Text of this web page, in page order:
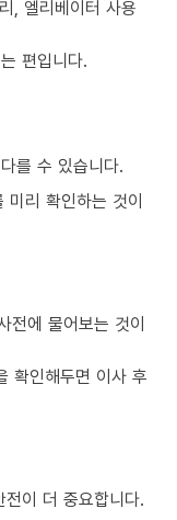
, 엘리베이터 사용
편입니다.
를 수 있습니다.
미리 확인하는 것이
전에 물어보는 것이
확인해두면 이사 후
이 더 중요합니다.